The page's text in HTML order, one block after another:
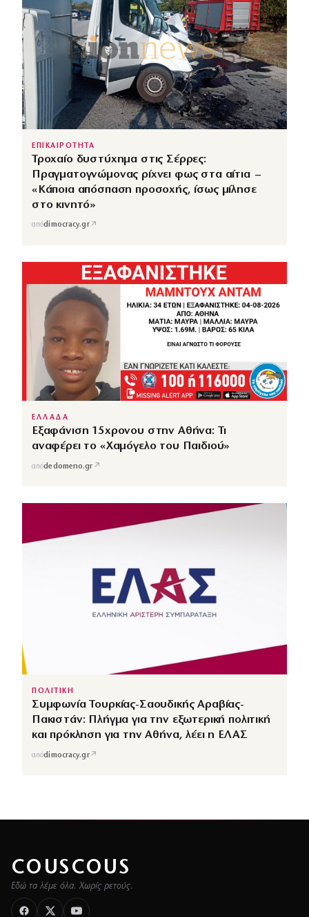
ΕΠΙΚΑΙΡΟΤΗΤΑ
Τροχαίο δυστύχημα στις Σέρρες:
Πραγματογνώμονας ρίχνει φως στα αίτια –
«Κάποια απόσπαση προσοχής, ίσως μίλησε
στο κινητό»
απόdimocracy.gr↗
ΕΛΛΑΔΑ
Εξαφάνιση 15χρονου στην Αθήνα: Τι
αναφέρει το «Χαμόγελο του Παιδιού»
απόdedomeno.gr ↗
ΠΟΛΙΤΙΚΗ
Συμφωνία Τουρκίας-Σαουδικής Αραβίας-
Πακιστάν: Πλήγμα για την εξωτερική πολιτική
και πρόκληση για την Αθήνα, λέει η ΕΛΑΣ
απόdimocracy.gr↗
COUSCOUS
Εδώ τα λέμε όλα. Χωρίς ρετούς.